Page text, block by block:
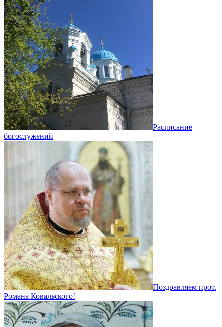
Расписание
богослужений
Поздравляем прот.
Романа Ковальского!